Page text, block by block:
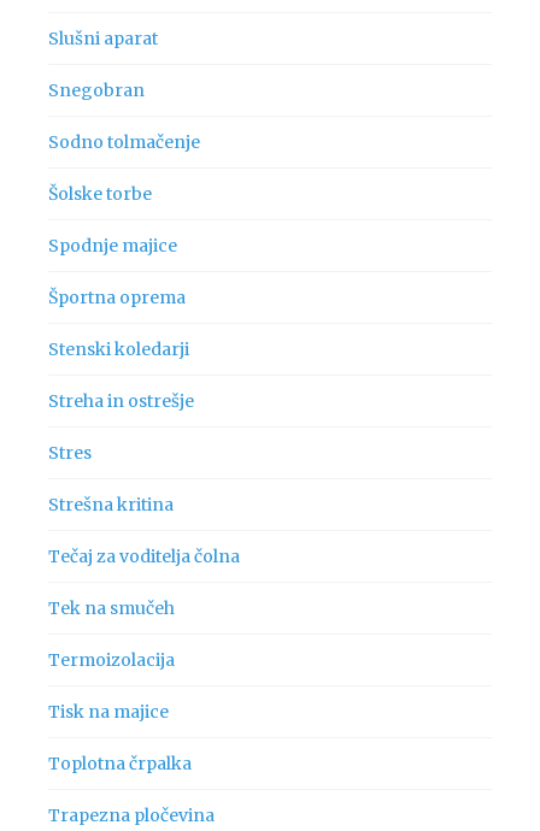
Slušni aparat
Snegobran
Sodno tolmačenje
Šolske torbe
Spodnje majice
Športna oprema
Stenski koledarji
Streha in ostrešje
Stres
Strešna kritina
Tečaj za voditelja čolna
Tek na smučeh
Termoizolacija
Tisk na majice
Toplotna črpalka
Trapezna pločevina